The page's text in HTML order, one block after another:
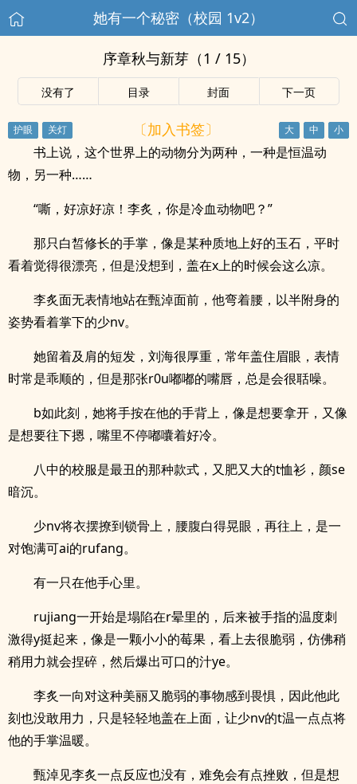
她有一个秘密（校园 1v2）
序章秋与新芽（1 / 15）
没有了 目录 封面 下一页
〔加入书签〕
书上说，这个世界上的动物分为两种，一种是恒温动
物，另一种……
“嘶，好凉好凉！李炙，你是冷血动物吧？”
那只白皙修长的手掌，像是某种质地上好的玉石，平时
看着觉得很漂亮，但是没想到，盖在x上的时候会这么凉。
李炙面无表情地站在甄淖面前，他弯着腰，以半附身的
姿势看着掌下的少nv。
她留着及肩的短发，刘海很厚重，常年盖住眉眼，表情
时常是乖顺的，但是那张r0u嘟嘟的嘴唇，总是会很聒噪。
b如此刻，她将手按在他的手背上，像是想要拿开，又像
是想要往下摁，嘴里不停嘟囔着好冷。
八中的校服是最丑的那种款式，又肥又大的t恤衫，颜se
暗沉。
少nv将衣摆撩到锁骨上，腰腹白得晃眼，再往上，是一
对饱满可ai的rufang。
有一只在他手心里。
rujiang一开始是塌陷在r晕里的，后来被手指的温度刺
激得y挺起来，像是一颗小小的莓果，看上去很脆弱，仿佛稍
稍用力就会捏碎，然后爆出可口的汁ye。
李炙一向对这种美丽又脆弱的事物感到畏惧，因此他此
刻也没敢用力，只是轻轻地盖在上面，让少nv的t温一点点将
他的手掌温暖。
甄淖见李炙一点反应也没有，难免会有点挫败，但是想